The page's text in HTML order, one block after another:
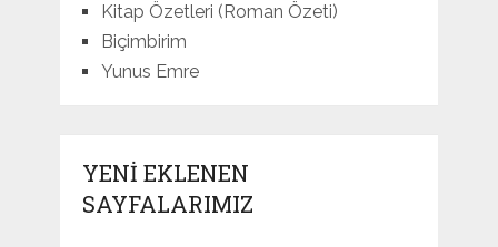
Kitap Özetleri (Roman Özeti)
Biçimbirim
Yunus Emre
YENI EKLENEN
SAYFALARIMIZ